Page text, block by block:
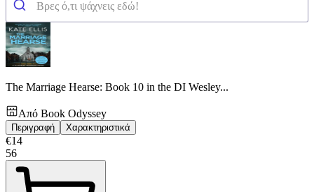
The Marriage Hearse: Book 10 in the DI Wesley...
Από Book Odyssey
Περιγραφή Χαρακτηριστικά
€14
56